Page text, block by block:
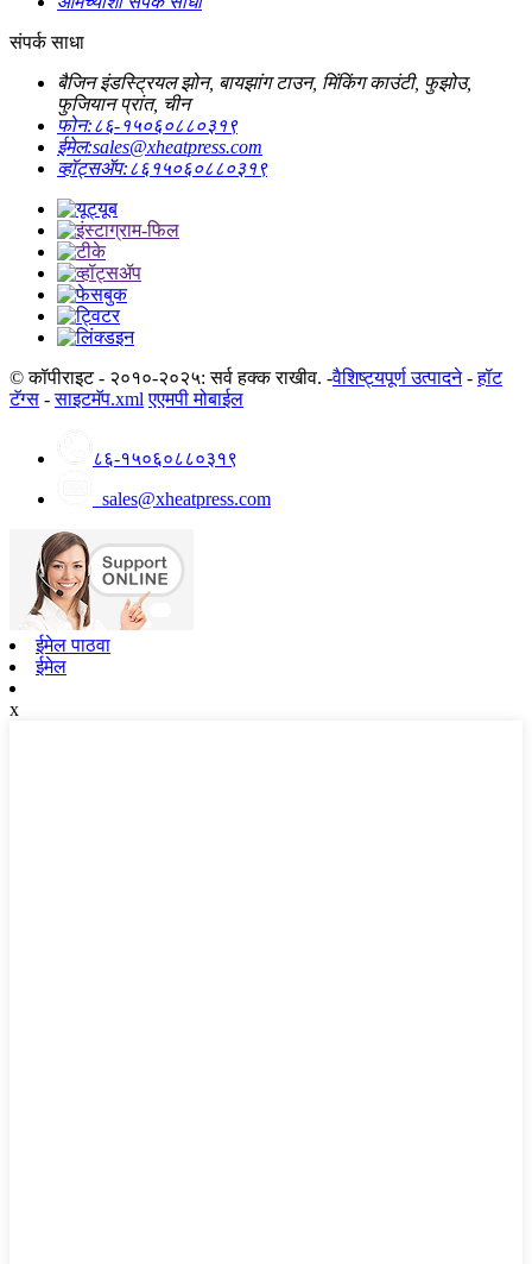
संपर्क साधा
बैजिन इंडस्ट्रियल झोन, बायझांग टाउन, मिंकिंग काउंटी, फुझोउ,
फुजियान प्रांत, चीन
फोन:८६-१५०६०८८०३१९
ईमेल:sales@xheatpress.com
व्हॉट्सॲप:८६१५०६०८८०३१९
© कॉपीराइट - २०१०-२०२५: सर्व हक्क राखीव. -वैशिष्ट्यपूर्ण उत्पादने-हॉट
टॅग्स -साइटमॅप.xml एएमपी मोबाईल
८६-१५०६०८८०३१९
sales@xheatpress.com
ईमेल पाठवा
ईमेल
x